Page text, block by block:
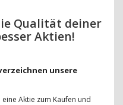
Qualität deiner
Aktien!
unsere
Aktie zum Kaufen und